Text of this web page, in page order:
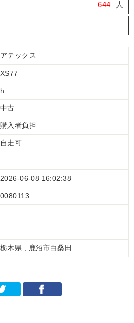
644 人
アテックス
XS77
h
中古
購入者負担
自走可
2026-06-08 16:02:38
0080113
栃木県 , 鹿沼市白桑田